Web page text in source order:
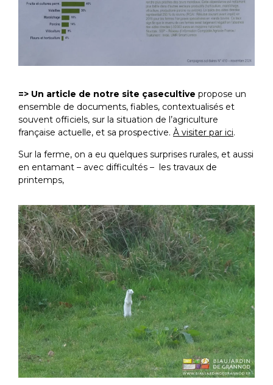
=> Un article de notre site çasecultive propose un
ensemble de documents, fiables, contextualisés et
souvent officiels, sur la situation de l’agriculture
française actuelle, et sa prospective. À visiter par ici.
Sur la ferme, on a eu quelques surprises rurales, et aussi
en entamant – avec difficultés – les travaux de
printemps,